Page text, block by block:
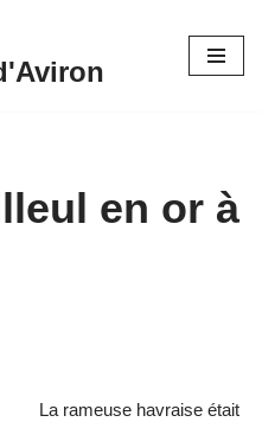
en or à
La rameuse havraise était